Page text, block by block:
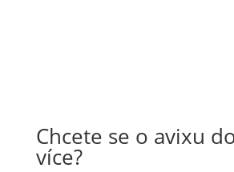
Chcete se o avixu
více?